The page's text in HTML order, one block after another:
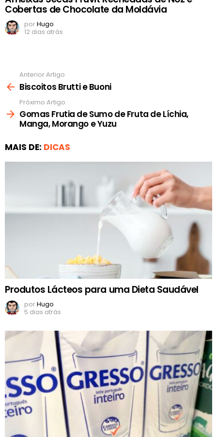
Cobertas de Chocolate da Moldávia
porHugo
12 dias atrás
mais
Anterior Artigo
Biscoitos Brutti e Buoni
Próximo Artigo
Gomas Frutia de Sumo de Fruta de Líchia,
Manga, Morango e Yuzu
MAIS DE: DICAS
Produtos Lácteos para uma Dieta Saudável
porHugo
5 dias atrás